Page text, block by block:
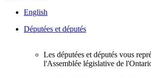
English
Députées et députés
Les députées et députés vous
l'Assemblée législative de